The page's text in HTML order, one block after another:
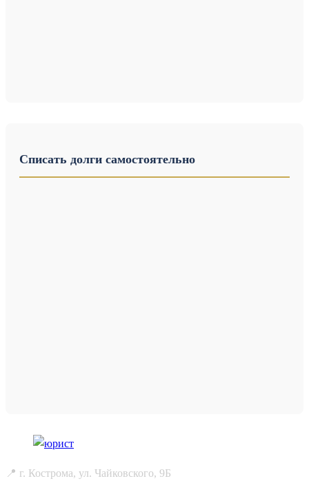
Списать долги самостоятельно
📍 г. Кострома, ул. Чайковского, 9Б